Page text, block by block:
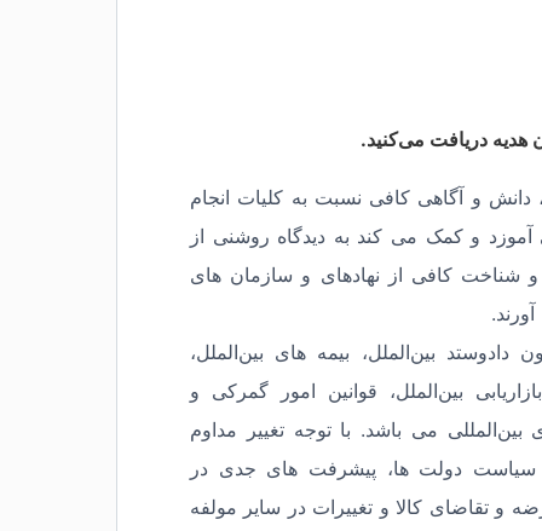
هدیه دریافت می‌کنید.
دانش و آگاهی کافی نسبت به کلیات انجام
آموزد و کمک می کند به دیدگاه روشنی از
و شناخت کافی از نهادهای و سازمان های
بین‌الملل، بیمه های بین‌الملل،
بین‌الملل، قوانین امور گمرکی و
بین‌المللی می باشد. با توجه تغییر مداوم
سیاست دولت ها، پیشرفت های جدی در
و تقاضای کالا و تغییرات در سایر مولفه